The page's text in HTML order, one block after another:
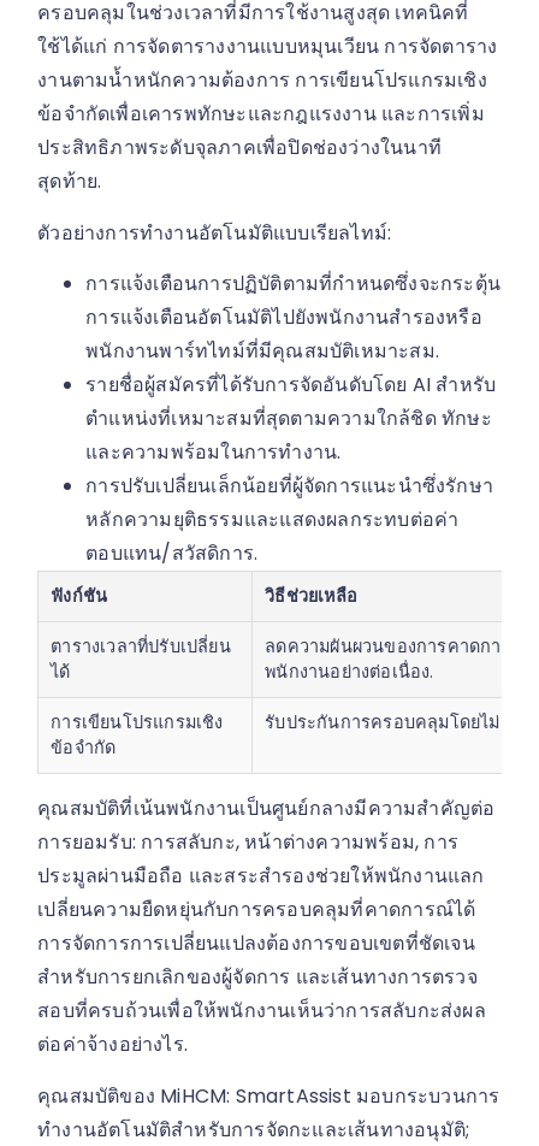
ครอบคลุมในช่วงเวลาที่มีการใช้งานสูงสุด เทคนิคที่
ใช้ได้แก่ การจัดตารางงานแบบหมุนเวียน การจัดตาราง
งานตามน้ำหนักความต้องการ การเขียนโปรแกรมเชิง
ข้อจำกัดเพื่อเคารพทักษะและกฎแรงงาน และการเพิ่ม
ประสิทธิภาพระดับจุลภาคเพื่อปิดช่องว่างในนาที
สุดท้าย.
ตัวอย่างการทำงานอัตโนมัติแบบเรียลไทม์:
การแจ้งเตือนการปฏิบัติตามที่กำหนดซึ่งจะกระตุ้น
การแจ้งเตือนอัตโนมัติไปยังพนักงานสำรองหรือ
พนักงานพาร์ทไทม์ที่มีคุณสมบัติเหมาะสม.
รายชื่อผู้สมัครที่ได้รับการจัดอันดับโดย AI สำหรับ
ตำแหน่งที่เหมาะสมที่สุดตามความใกล้ชิด ทักษะ
และความพร้อมในการทำงาน.
การปรับเปลี่ยนเล็กน้อยที่ผู้จัดการแนะนำซึ่งรักษา
หลักความยุติธรรมและแสดงผลกระทบต่อค่า
ตอบแทน/สวัสดิการ.
ฟังก์ชัน วิธีช่วยเหลือ
ตารางเวลาที่ปรับเปลี่ยน
ได้
ลดความผันผวนของการคาดการณ์
พนักงานอย่างต่อเนื่อง.
การเขียนโปรแกรมเชิง
ข้อจำกัด
รับประกันการครอบคลุมโดยไม่ละเ
คุณสมบัติที่เน้นพนักงานเป็นศูนย์กลางมีความสำคัญต่อ
การยอมรับ: การสลับกะ, หน้าต่างความพร้อม, การ
ประมูลผ่านมือถือ และสระสำรองช่วยให้พนักงานแลก
เปลี่ยนความยืดหยุ่นกับการครอบคลุมที่คาดการณ์ได้
การจัดการการเปลี่ยนแปลงต้องการขอบเขตที่ชัดเจน
สำหรับการยกเลิกของผู้จัดการ และเส้นทางการตรวจ
สอบที่ครบถ้วนเพื่อให้พนักงานเห็นว่าการสลับกะส่งผล
ต่อค่าจ้างอย่างไร.
คุณสมบัติของ MiHCM: SmartAssist มอบกระบวนการ
ทำงานอัตโนมัติสำหรับการจัดกะและเส้นทางอนุมัติ;